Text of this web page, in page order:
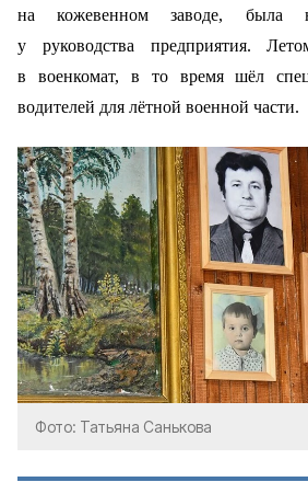
на кожевенном заводе, была
у руководства предприятия.
в военкомат, в то время шёл
водителей для лётной военной части.
Фото: Татьяна Санькова